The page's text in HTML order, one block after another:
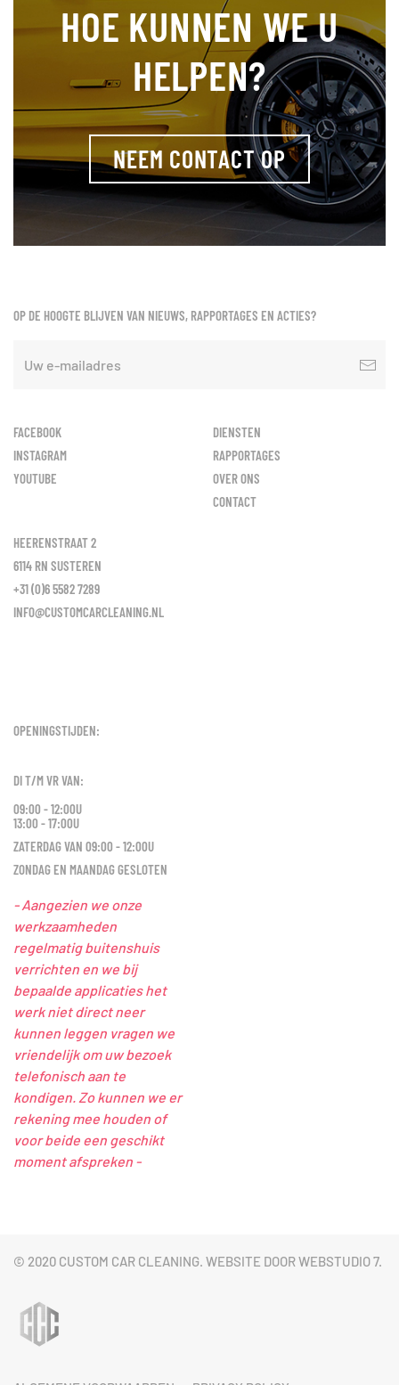
HOE KUNNEN WE U
HELPEN?
NEEM CONTACT OP
OP DE HOOGTE BLIJVEN VAN NIEUWS, RAPPORTAGES EN ACTIES?
FACEBOOK
INSTAGRAM
YOUTUBE
DIENSTEN
RAPPORTAGES
OVER ONS
CONTACT
HEERENSTRAAT 2
6114 RN SUSTEREN
+31 (0)6 5582 7289
INFO@CUSTOMCARCLEANING.NL
OPENINGSTIJDEN:
DI T/M VR VAN:
09:00 - 12:00U
13:00 - 17:00U
ZATERDAG VAN 09:00 - 12:00U
ZONDAG EN MAANDAG GESLOTEN
- Aangezien we onze
werkzaamheden
regelmatig buitenshuis
verrichten en we bij
bepaalde applicaties het
werk niet direct neer
kunnen leggen vragen we
vriendelijk om uw bezoek
telefonisch aan te
kondigen. Zo kunnen we er
rekening mee houden of
voor beide een geschikt
moment afspreken -
© 2020 CUSTOM CAR CLEANING. WEBSITE DOORWEBSTUDIO 7.